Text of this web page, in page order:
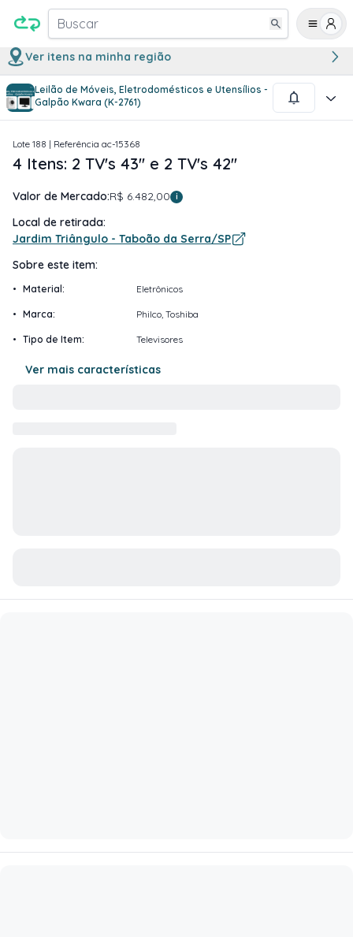
Buscar
Ver itens na minha região
Leilão de Móveis, Eletrodomésticos e Utensílios -
Galpão Kwara (K-2761)
1/12
Lote 188 | Referência ac-15368
4 Itens: 2 TV's 43'' e 2 TV's 42''
Valor de Mercado:R$ 6.482,00 i
Local de retirada:
Jardim Triângulo - Taboão da Serra/SP
Sobre este item:
• Material: Eletrônicos
• Marca: Philco, Toshiba
• Tipo de Item: Televisores
Ver mais características